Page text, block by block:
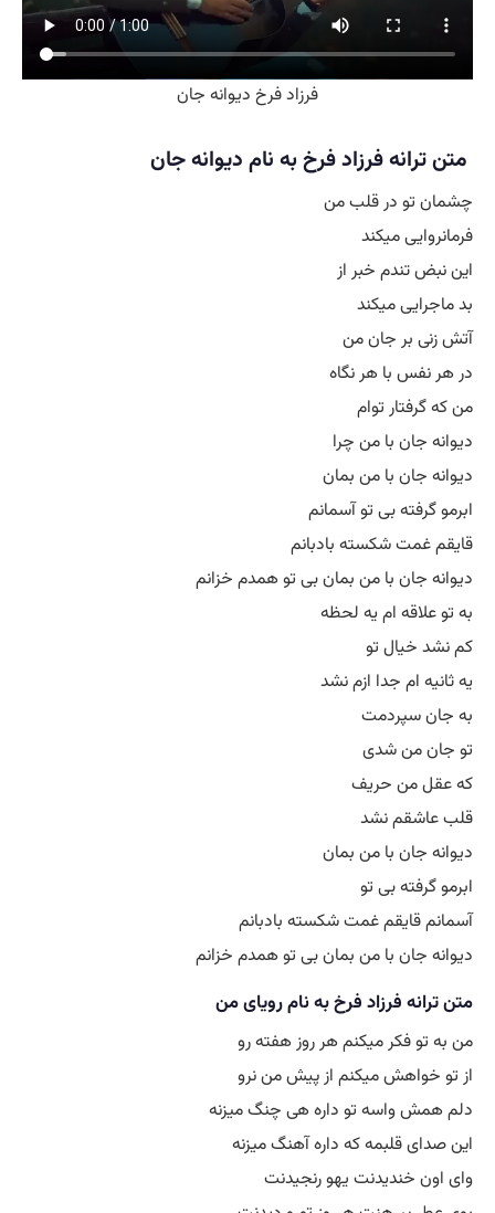
فرزاد فرخ دیوانه جان
فرزاد فرخ به نام دیوانه جان
در قلب من
میکند
تندم خبر از
میکند
بر جان من
با هر نگاه
توام
با من چرا
با من بمان
بی تو آسمانم
شکسته بادبانم
با من بمان بی تو همدم خزانم
ام یه لحظه
تو
ام جدا ازم نشد
سپردمت
من شدی
من حریف
نشد
با من بمان
بی تو
قایقم غمت شکسته بادبانم
با من بمان بی تو همدم خزانم
فرزاد فرخ به نام رویای من
فکر میکنم هر روز هفته رو
میکنم از پیش من نرو
واسه تو داره هی چنگ میزنه
قلبمه که داره آهنگ میزنه
خندیدنت یهو رنجیدنت